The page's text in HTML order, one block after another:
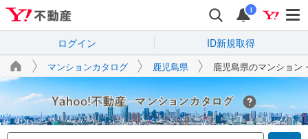
i
ログイン ID新規取得
マンションカタログ 鹿児島県 鹿児島県のマンション
Yahoo!不動産